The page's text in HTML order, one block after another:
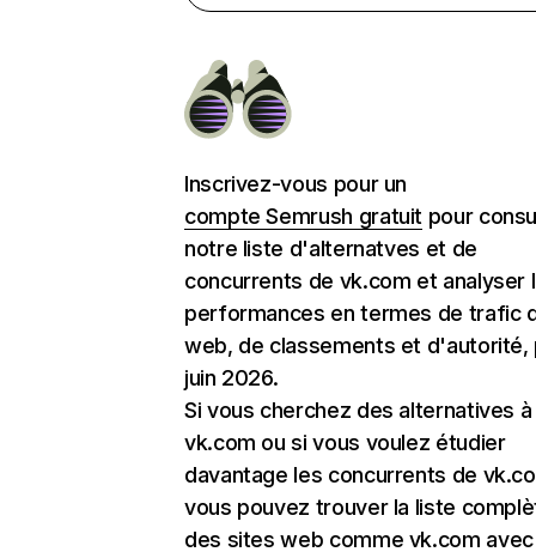
Inscrivez-vous pour un
compte Semrush gratuit pour
notre liste d'alternatves et de
concurrents de vk.com et analyser
performances en termes de trafic
web, de classements et d'autorité,
juin 2026.
Si vous cherchez des alternatives à
vk.com ou si vous voulez étudier
davantage les concurrents de
vous pouvez trouver la liste
des sites web comme vk.com